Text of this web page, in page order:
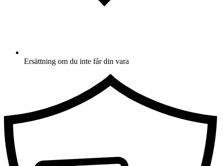
Ersättning om du inte får din vara